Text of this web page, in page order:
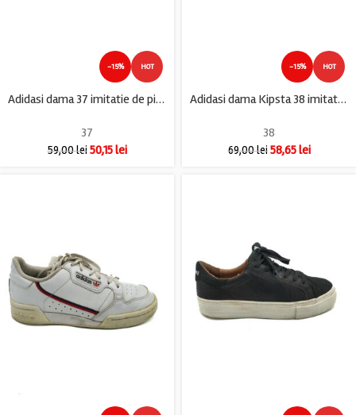
-15% HOT
Adidasi dama 37 imitatie de piele , alb
37
59,00lei 50,15lei
-15% HOT
Adidasi dama Kipsta 38 imitatie de piele , alb albastru
38
69,00lei 58,65lei